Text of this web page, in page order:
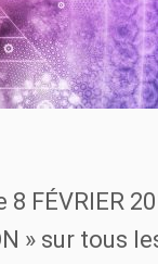
FÉVRIER
» sur tous